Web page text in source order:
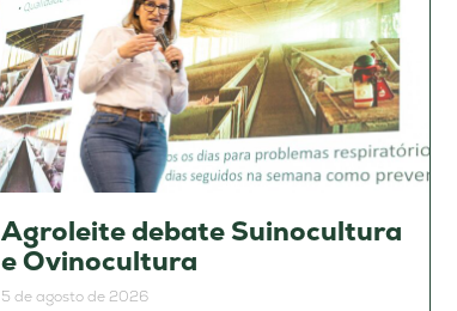
Agroleite debate Suinocultura
e Ovinocultura
5 de agosto de 2026